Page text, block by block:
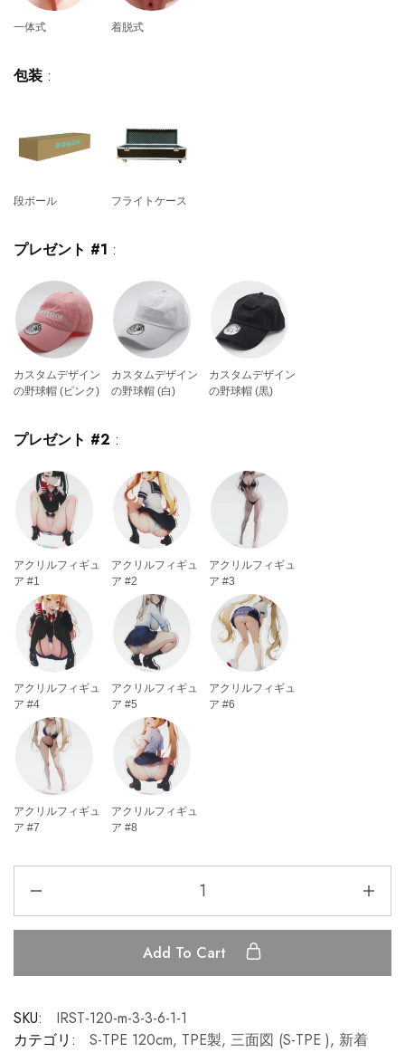
一体式 着脱式
包装 :
段ボール フライトケース
プレゼント #1 :
カスタムデザイン
の野球帽 (ピンク)
カスタムデザイン
の野球帽 (白)
カスタムデザイン
の野球帽 (黒)
プレゼント #2 :
アクリルフィギュ
ア #1
アクリルフィギュ
ア #2
アクリルフィギュ
ア #3
アクリルフィギュ
ア #4
アクリルフィギュ
ア #5
アクリルフィギュ
ア #6
アクリルフィギュ
ア #7
アクリルフィギュ
ア #8
Add To Cart
SKU:
IRST-120-m-3-3-6-1-1
カテゴリ:
S-TPE 120cm, TPE製, 三面図 (S-TPE ), 新着